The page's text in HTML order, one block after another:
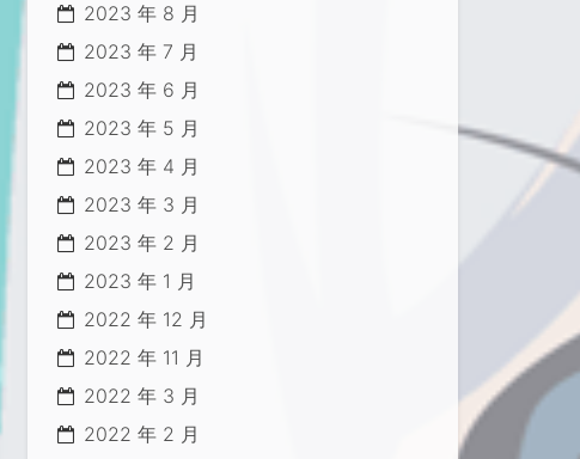
/dev/null
/etc/apt/sources.list.d/grafana.
2023 年 8 月
2023 年 7 月
2023 年 6 月
2023 年 5 月
2023 年 4 月
2023 年 3 月
2023 年 2 月
2023 年 1 月
2022 年 12 月
2022 年 11 月
2022 年 3 月
2022 年 2 月